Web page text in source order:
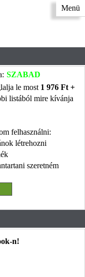
Menü
SZABAD
le most 1 976 Ft +
listából mire kívánja
felhasználni:
létrehozni
szeretném
n!